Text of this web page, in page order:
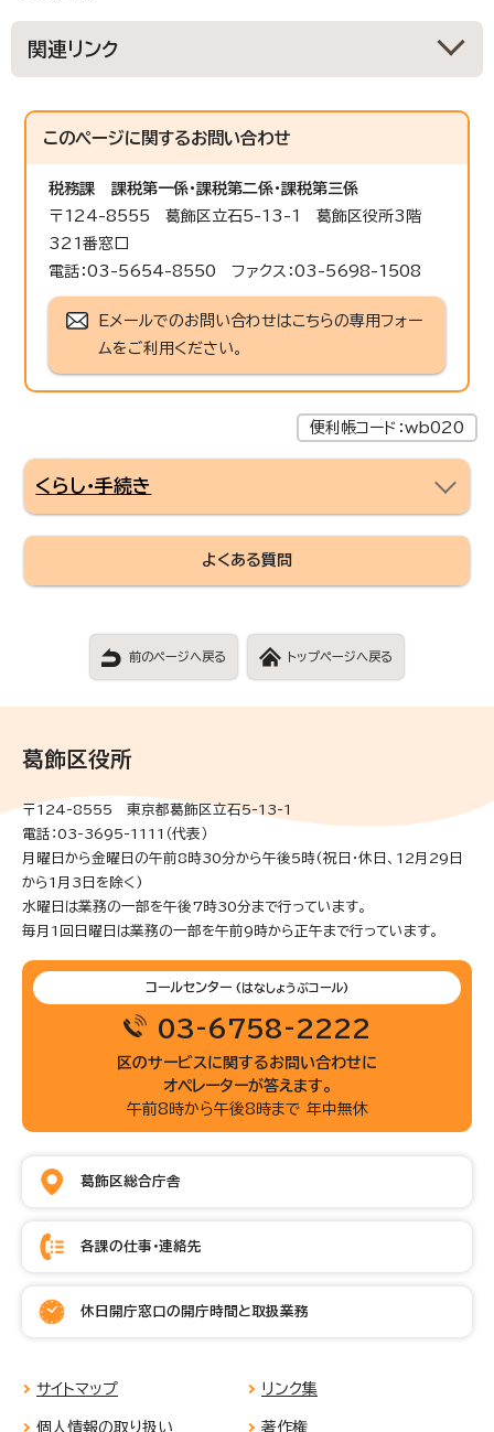
関連リンク
このページに関するお問い合わせ
税務課
課税第一係・課税第二係・課税第三係
〒124-8555 葛飾区立石5-13-1 葛飾区役所3階
321番窓口
電話：03-5654-8550 ファクス：03-5698-1508
Eメールでのお問い合わせはこちらの専用フォー
ムをご利用ください。
便利帳コード：wb020
くらし・手続き
よくある質問
前のページへ戻る トップページへ戻る
葛飾区役所
〒124-8555 東京都葛飾区立石5-13-1
電話：03-3695-1111（代表）
月曜日から金曜日の午前8時30分から午後5時(祝日・休日、12月29日
から1月3日を除く)
水曜日は業務の一部を午後7時30分まで行っています。
毎月1回日曜日は業務の一部を午前9時から正午まで行っています。
コールセンター (はなしょうぶコール)
03-6758-2222
区のサービスに関するお問い合わせに
オペレーターが答えます。
午前8時から午後8時まで 年中無休
葛飾区総合庁舎
各課の仕事・連絡先
休日開庁窓口の開庁時間と取扱業務
サイトマップ リンク集
個人情報の取り扱い 著作権